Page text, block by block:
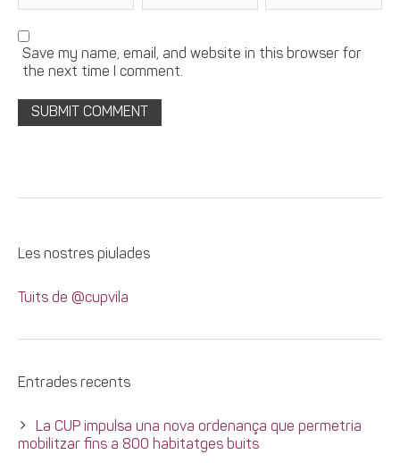
Save my name, email, and website in this browser for
the next time I comment.
Les nostres piulades
Tuits de @cupvila
Entrades recents
La CUP impulsa una nova ordenança que permetria
mobilitzar fins a 800 habitatges buits